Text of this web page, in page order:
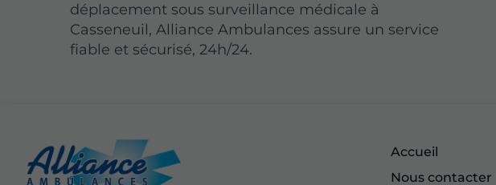
déplacement sous surveillance médicale à
Casseneuil, Alliance Ambulances assure un service
fiable et sécurisé, 24h/24.
Accueil
Nous contacter